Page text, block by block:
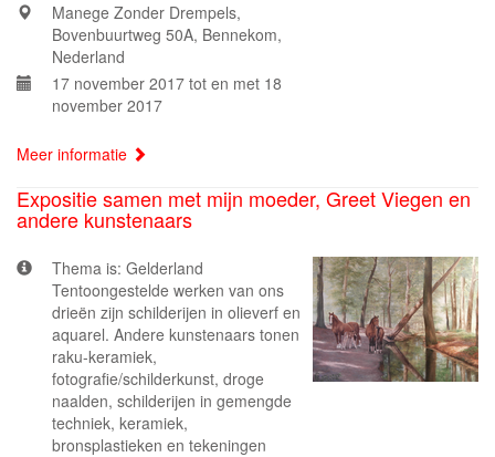
Manege Zonder Drempels,
Bovenbuurtweg 50A, Bennekom,
Nederland
17 november 2017 tot en met 18
november 2017
Meer informatie
Expositie samen met mijn moeder, Greet Viegen en
andere kunstenaars
Thema is: Gelderland
Tentoongestelde werken van ons
drieën zijn schilderijen in olieverf en
aquarel. Andere kunstenaars tonen
raku-keramiek,
fotografie/schilderkunst, droge
naalden, schilderijen in gemengde
techniek, keramiek,
bronsplastieken en tekeningen